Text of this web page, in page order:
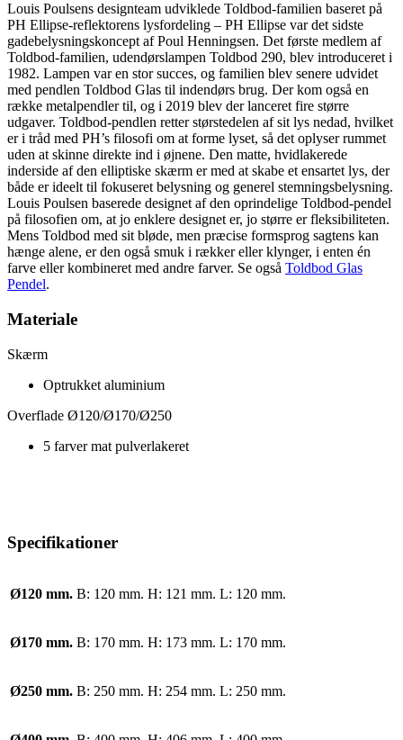
Louis Poulsens designteam udviklede Toldbod-familien baseret på
PH Ellipse-reflektorens lysfordeling – PH Ellipse var det sidste
gadebelysningskoncept af Poul Henningsen. Det første medlem af
Toldbod-familien, udendørslampen Toldbod 290, blev introduceret i
1982. Lampen var en stor succes, og familien blev senere udvidet
med pendlen Toldbod Glas til indendørs brug. Der kom også en
række metalpendler til, og i 2019 blev der lanceret fire større
udgaver. Toldbod-pendlen retter størstedelen af sit lys nedad, hvilket
er i tråd med PH’s filosofi om at forme lyset, så det oplyser rummet
uden at skinne direkte ind i øjnene. Den matte, hvidlakerede
inderside af den elliptiske skærm er med at skabe et ensartet lys, der
både er ideelt til fokuseret belysning og generel stemningsbelysning.
Louis Poulsen baserede designet af den oprindelige Toldbod-pendel
på filosofien om, at jo enklere designet er, jo større er fleksibiliteten.
Mens Toldbod med sit bløde, men præcise formsprog sagtens kan
hænge alene, er den også smuk i rækker eller klynger, i enten én
farve eller kombineret med andre farver. Se også Toldbod Glas
Pendel.
Materiale
Skærm
Optrukket aluminium
Overflade Ø120/Ø170/Ø250
5 farver mat pulverlakeret
Specifikationer
Ø120 mm. B: 120 mm. H: 121 mm. L: 120 mm.
Ø170 mm. B: 170 mm. H: 173 mm. L: 170 mm.
Ø250 mm. B: 250 mm. H: 254 mm. L: 250 mm.